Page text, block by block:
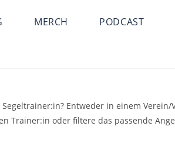
MERCH PODCAST
Entweder in einem
Trainer:in oder filtere das passende